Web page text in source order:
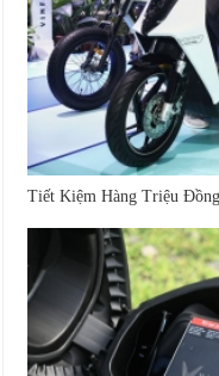
Tiết Kiệm Hàng Triệu